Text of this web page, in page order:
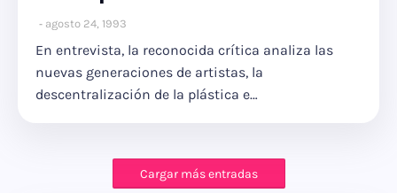
agosto 24, 1993
En entrevista, la reconocida crítica analiza las
nuevas generaciones de artistas, la
descentralización de la plástica e…
Cargar más entradas